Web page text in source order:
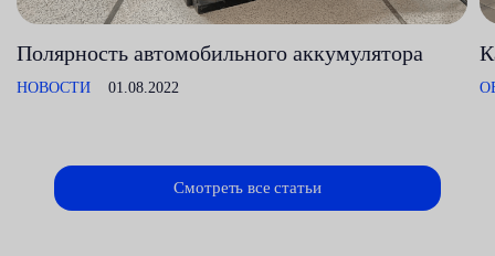
Полярность автомобильного аккумулятора
НОВОСТИ 01.08.2022
Смотреть все статьи